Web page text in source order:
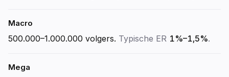
Macro
500.000–1.000.000 volgers. Typische ER 1%–1,5%.
Mega